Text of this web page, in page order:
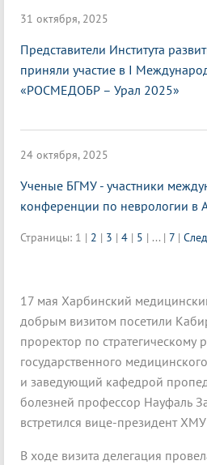
31 октября, 2025
Представители Института
приняли участие в I
«РОСМЕДОБР – Урал 2025»
24 октября, 2025
Ученые БГМУ - участники
конференции по неврологии в
Страницы: 1 | 2 | 3 | 4 | 5 | ... | 7 |
17 мая Харбинский
добрым визитом посетили
проректор по стратегическому
государственного
и заведующий кафедрой
болезней профессор Науфаль
встретился вице-президент
В ходе визита делегация